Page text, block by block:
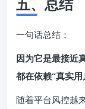
一句话总结：
因为它是最接近
都在依赖“真实用
随着平台风控越